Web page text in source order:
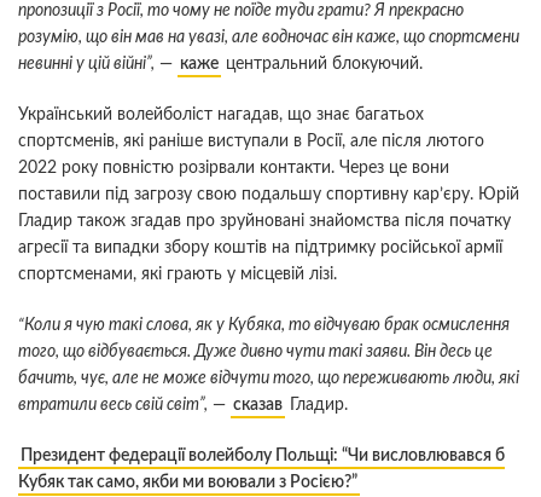
пропозиції з Росії, то чому не поїде туди грати? Я прекрасно
розумію, що він мав на увазі, але водночас він каже, що спортсмени
невинні у цій війні”, — каже центральний блокуючий.
Український волейболіст нагадав, що знає багатьох
спортсменів, які раніше виступали в Росії, але після лютого
2022 року повністю розірвали контакти. Через це вони
поставили під загрозу свою подальшу спортивну кар’єру. Юрій
Гладир також згадав про зруйновані знайомства після початку
агресії та випадки збору коштів на підтримку російської армії
спортсменами, які грають у місцевій лізі.
“Коли я чую такі слова, як у Кубяка, то відчуваю брак осмислення
того, що відбувається. Дуже дивно чути такі заяви. Він десь це
бачить, чує, але не може відчути того, що переживають люди, які
втратили весь свій світ”, — сказав Гладир.
Президент федерації волейболу Польщі: “Чи висловлювався б
Кубяк так само, якби ми воювали з Росією?”